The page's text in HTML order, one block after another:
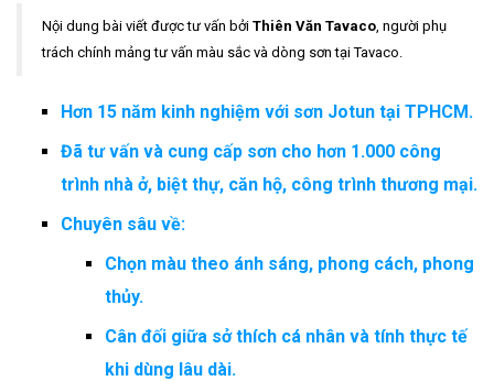
Nội dung bài viết được tư vấn bởi Thiên Văn Tavaco, người phụ
trách chính mảng tư vấn màu sắc và dòng sơn tại Tavaco.
Hơn 15 năm kinh nghiệm với sơn Jotun tại TPHCM.
Đã tư vấn và cung cấp sơn cho hơn 1.000 công
trình nhà ở, biệt thự, căn hộ, công trình thương mại.
Chuyên sâu về:
Chọn màu theo ánh sáng, phong cách, phong
thủy.
Cân đối giữa sở thích cá nhân và tính thực tế
khi dùng lâu dài.